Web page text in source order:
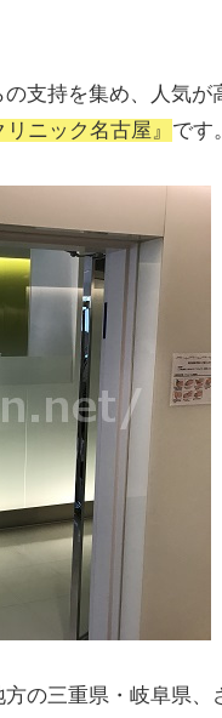
支持を集め、人気が
リニック名古屋』 です。
の三重県・岐阜県、